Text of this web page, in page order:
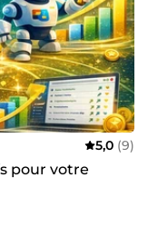
5,0 (9)
pour votre